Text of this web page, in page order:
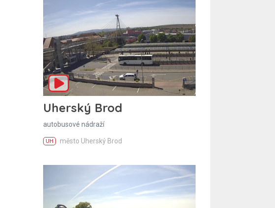
Uherský Brod
autobusové nádraží
UH město Uherský Brod